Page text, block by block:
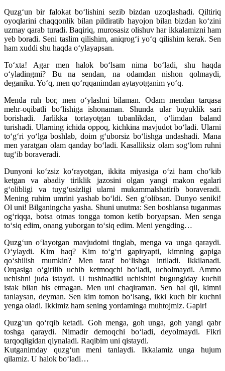
Quzg‘un bir falokat bo‘lishini sezib bizdan uzoqlashadi. Qiltiriq
oyoqlarini chaqqonlik bilan pildiratib hayojon bilan bizdan ko‘zini
uzmay qarab turadi. Baqiriq, murosasiz olishuv har ikkalamizni ham
yeb boradi. Seni taslim qilishim, aniqrog‘i yo‘q qilishim kerak. Sen
ham xuddi shu haqda o‘ylayapsan.
To‘xta! Agar men halok bo‘lsam nima bo‘ladi, shu haqda
o‘yladingmi? Bu na sendan, na odamdan nishon qolmaydi,
deganiku. Yo‘q, men qo‘rqqanimdan aytayotganim yo‘q.
Menda ruh bor, men o‘ylashni bilaman. Odam mendan tarqasa
mehr-oqibatli bo‘lishiga ishonaman. Shunda ular buyuklik sari
borishadi. Jarlikka tortayotgan tubanlikdan, o‘limdan baland
turishadi. Ularning ichida oppoq, kichkina mavjudot bo‘ladi. Ularni
to‘g‘ri yo‘lga boshlab, doim g‘uborsiz bo‘lishga undashadi. Mana
men yaratgan olam qanday bo‘ladi. Kasalliksiz olam sog‘lom ruhni
tug‘ib boraveradi.
Dunyoni ko‘zsiz ko‘rayotgan, ikkita miyasiga o‘zi ham cho‘kib
ketgan va abadiy tiriklik jazosini olgan yangi makon egalari
g‘olibligi va tuyg‘usizligi ularni mukammalshatirib boraveradi.
Mening ruhim umrini yashab bo‘ldi. Sen g‘olibsan. Dunyo seniki!
Ol uni! Bilganingcha yasha. Shuni unutma: Sen boshlansa tuganmas
og‘riqqa, botsa otmas tongga tomon ketib boryapsan. Men senga
to‘siq edim, onang yuborgan to‘siq edim. Meni yengding…
Quzg‘un o‘layotgan mavjudotni tinglab, menga va unga qaraydi.
O‘ylaydi. Kim haq? Kim to‘g‘ri gapiryapti, kimning gapiga
qo‘shilish mumkin? Men taraf bo‘lishga intiladi. Ikkilanadi.
Orqasiga o‘girilib uchib ketmoqchi bo‘ladi, ucholmaydi. Ammo
uchishni juda istaydi. U tushinadiki uchishini bugungiday kuchli
istak bilan his etmagan. Men uni chaqiraman. Sen hal qil, kimni
tanlaysan, deyman. Sen kim tomon bo‘lsang, ikki kuch bir kuchni
yenga oladi. Ikkimiz ham sening yordaminga muhtojmiz. Gapir!
Quzg‘un qo‘rqib ketadi. Goh menga, goh unga, goh yangi qabr
toshga qaraydi. Nimadir demoqchi bo‘ladi, deyolmaydi. Fikri
tarqoqligidan qiynaladi. Raqibim uni qistaydi.
Kutganimday quzg‘un meni tanlaydi. Ikkalamiz unga hujum
qilamiz. U halok bo‘ladi…